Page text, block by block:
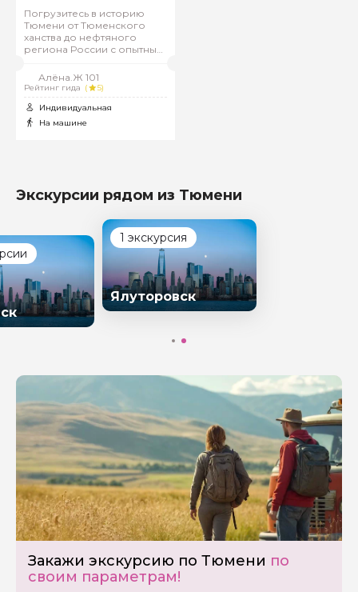
Погрузитесь в историю
Тюмени от Тюменского
ханства до нефтяного
региона России с опытным
рассказ и уникальные
факты ждут вас на этой
экскурсии
Алёна.Ж 101
Рейтинг гида (
5)
Индивидуальная
На машине
Экскурсии рядом из Тюмени
1 экскурсия
Ялуторовск
Закажи экскурсию по Тюмени по
своим параметрам!
Задайте свой вопрос гиду
Как вас зовут
Ваша электронная почта
Ваш номер телефона